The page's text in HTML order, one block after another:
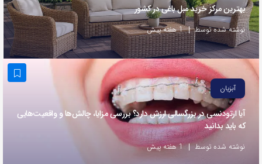
دوستان
خود
به
اشتراک
بگذارید.
کپی
لینک
بهترین مرکز خرید مبل باغی در کشور
نوشته شده توسط 1 هفته پیش
آبزیان
آیا ارتودنسی در بزرگسالی ارزش دارد؟ بررسی مزایا، چالش‌ها و واقعیت‌هایی
که باید بدانید
نوشته شده توسط 1 هفته پیش